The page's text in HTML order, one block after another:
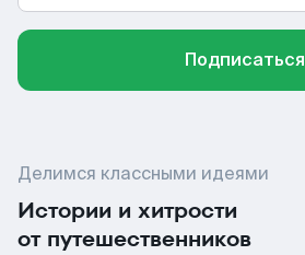
Подписаться
Делимся классными идеями
Истории и хитрости
от путешественников